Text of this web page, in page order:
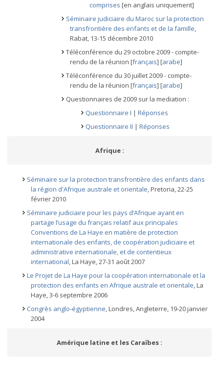
comprises [en anglais uniquement]
Séminaire judiciaire du Maroc sur la protection
transfrontière des enfants et de la famille,
Rabat, 13-15 décembre 2010
Téléconférence du 29 octobre 2009 - compte-
rendu de la réunion [français] [arabe]
Téléconférence du 30 juillet 2009 - compte-
rendu de la réunion [français] [arabe]
Questionnaires de 2009 sur la mediation :
Questionnaire I | Réponses
Questionnaire II | Réponses
Afrique :
Séminaire sur la protection transfrontière des enfants dans
la région d'Afrique australe et orientale, Pretoria, 22-25
février 2010
Séminaire judiciaire pour les pays d’Afrique ayant en
partage l’usage du français relatif aux principales
Conventions de La Haye en matière de protection
internationale des enfants, de coopération judiciaire et
administrative internationale, et de contentieux
international, La Haye, 27-31 août 2007
Le Projet de La Haye pour la coopération internationale et la
protection des enfants en Afrique australe et orientale, La
Haye, 3-6 septembre 2006
Congrès anglo-égyptienne, Londres, Angleterre, 19-20 janvier
2004
Amérique latine et les Caraïbes :